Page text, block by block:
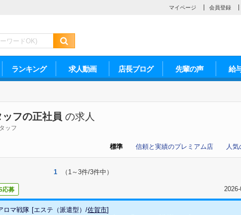
マイページ 会員登録
ランキング 求人動画 店長ブログ 先輩の声 給
フの正社員 の求人
ッフ
人気
信頼と実績のプレミアム店
標準
1 （1～3件/3件中）
応募
ロマ戦隊 [エステ（派遣型） /佐賀市]